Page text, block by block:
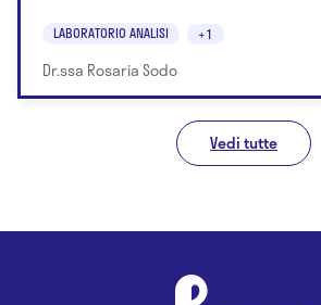
LABORATORIO ANALISI +1
Dr.ssa Rosaria Sodo
Vedi tutte